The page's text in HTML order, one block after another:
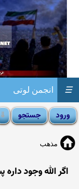
انجمن لوتی ☰
مذهب
اگر الله وجود